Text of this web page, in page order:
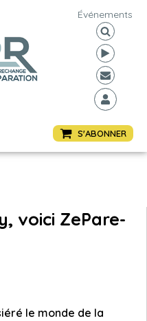
Événements
S'ABONNER
voici ZePare-
le monde de la